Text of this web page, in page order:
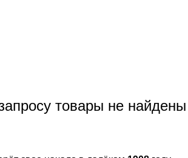
товары не найдены